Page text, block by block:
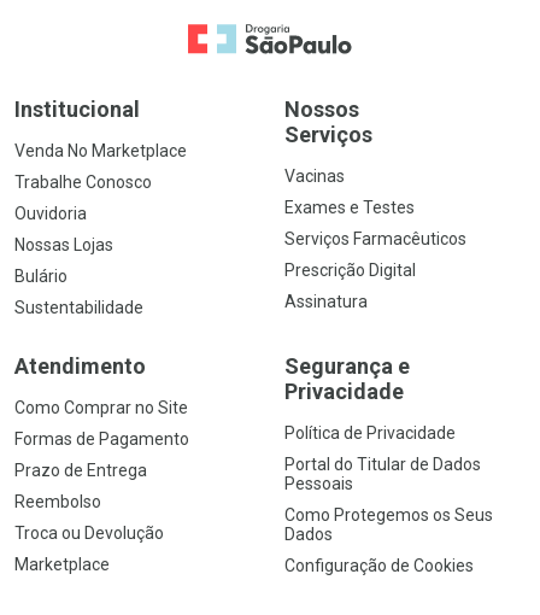
Ir para a Home
Institucional
Venda No Marketplace
Trabalhe Conosco
Ouvidoria
Nossas Lojas
Bulário
Sustentabilidade
Nossos
Serviços
Vacinas
Exames e Testes
Serviços Farmacêuticos
Prescrição Digital
Assinatura
Atendimento
Como Comprar no Site
Formas de Pagamento
Prazo de Entrega
Reembolso
Troca ou Devolução
Marketplace
Segurança e
Privacidade
Política de Privacidade
Portal do Titular de Dados
Pessoais
Como Protegemos os Seus
Dados
Configuração de Cookies